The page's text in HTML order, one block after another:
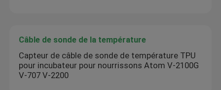
Câble de sonde de la température
Capteur de câble de sonde de température TPU
pour incubateur pour nourrissons Atom V-2100G
V-707 V-2200